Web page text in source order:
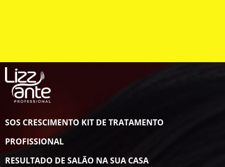
SOS CRESCIMENTO KIT DE TRATAMENTO
PROFISSIONAL
RESULTADO DE SALÃO NA SUA CASA